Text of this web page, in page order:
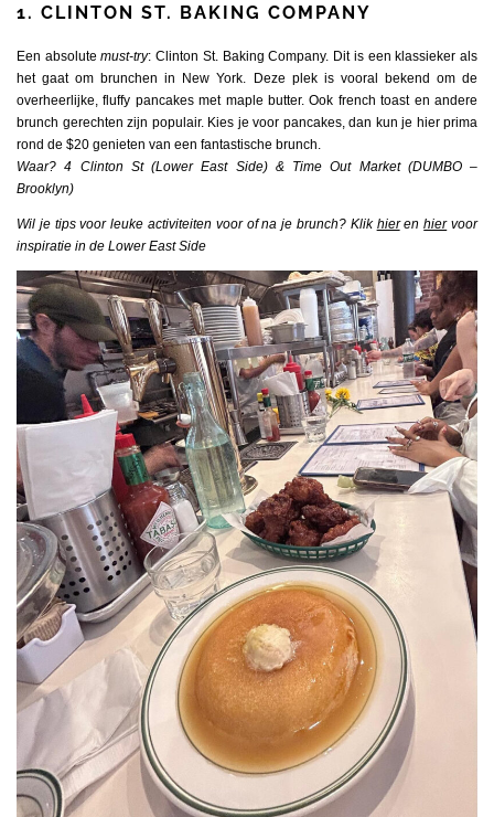
1. CLINTON ST. BAKING COMPANY
Een absolutemust-try: Clinton St. Baking Company. Dit is een klassieker als
het gaat om brunchen in New York. Deze plek is vooral bekend om de
overheerlijke, fluffy pancakes met maple butter. Ook french toast en andere
brunch gerechten zijn populair. Kies je voor pancakes, dan kun je hier prima
rond de $20 genieten van een fantastische brunch.
Waar? 4 Clinton St (Lower East Side) & Time Out Market (DUMBO –
Brooklyn)
Wil je tips voor leuke activiteiten voor of na je brunch? Klik hierenhiervoor
inspiratie in de Lower East Side